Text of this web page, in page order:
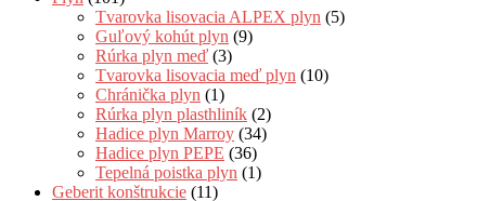
Tvarovka lisovacia ALPEX plyn (5)
Guľový kohút plyn (9)
Rúrka plyn meď (3)
Tvarovka lisovacia meď plyn (10)
Chránička plyn (1)
Rúrka plyn plasthliník (2)
Hadice plyn Marroy (34)
Hadice plyn PEPE (36)
Tepelná poistka plyn (1)
Geberit konštrukcie (11)